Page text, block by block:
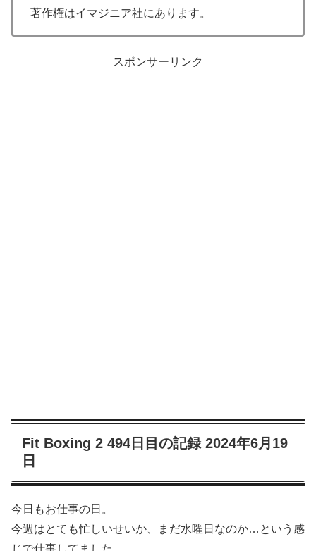
著作権はイマジニア社にあります。
スポンサーリンク
Fit Boxing 2 494日目の記録 2024年6月19
日
今日もお仕事の日。
今週はとても忙しいせいか、まだ水曜日なのか…という感